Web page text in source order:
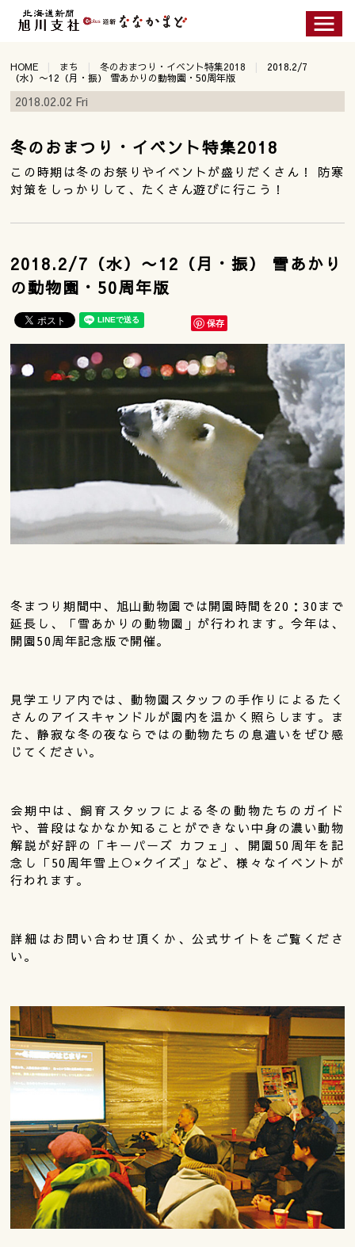
HOME まち 冬のおまつり・イベント特集2018
2018.2/7
（水）〜12（月・振） 雪あかりの動物園・50周年版
2018.02.02 Fri
冬のおまつり・イベント特集2018
この時期は冬のお祭りやイベントが盛りだくさん！ 防寒
対策をしっかりして、たくさん遊びに行こう！
2018.2/7（水）〜12（月・振） 雪あかり
の動物園・50周年版
保存
冬まつり期間中、旭山動物園では開園時間を20：30まで
延長し、「雪あかりの動物園」が行われます。今年は、
開園50周年記念版で開催。
見学エリア内では、動物園スタッフの手作りによるたく
さんのアイスキャンドルが園内を温かく照らします。ま
た、静寂な冬の夜ならではの動物たちの息遣いをぜひ感
じてください。
会期中は、飼育スタッフによる冬の動物たちのガイド
や、普段はなかなか知ることができない中身の濃い動物
解説が好評の「キーパーズ カフェ」、開園50周年を記
念し「50周年雪上○×クイズ」など、様々なイベントが
行われます。
詳細はお問い合わせ頂くか、公式サイトをご覧くださ
い。